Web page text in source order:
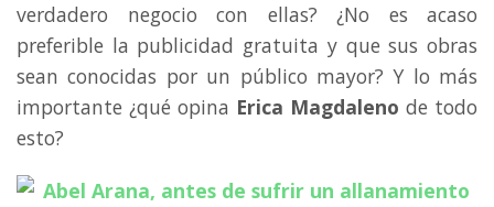
verdadero negocio con ellas? ¿No es acaso
preferible la publicidad gratuita y que sus obras
sean conocidas por un público mayor? Y lo más
importante ¿qué opina Erica Magdaleno de todo
esto?